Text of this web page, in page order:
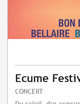
Ecume
CONCERT